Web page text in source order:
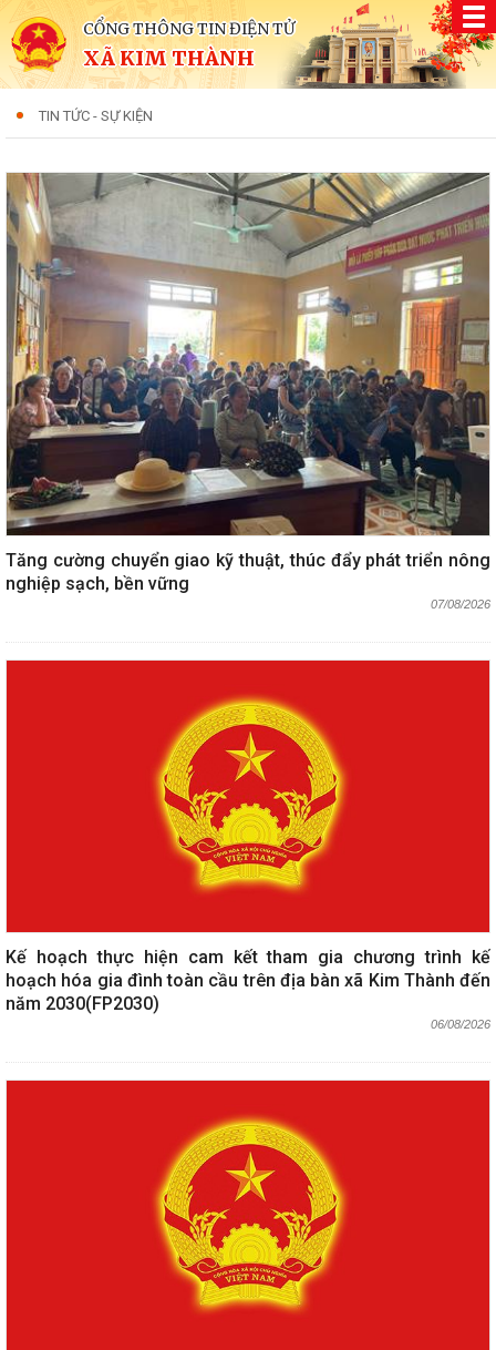
CỔNG THÔNG TIN ĐIỆN TỬ
XÃ KIM THÀNH
TIN TỨC - SỰ KIỆN
Tăng cường chuyển giao kỹ thuật, thúc đẩy phát triển nông
nghiệp sạch, bền vững
07/08/2026
Kế hoạch thực hiện cam kết tham gia chương trình kế
hoạch hóa gia đình toàn cầu trên địa bàn xã Kim Thành đến
năm 2030(FP2030)
06/08/2026